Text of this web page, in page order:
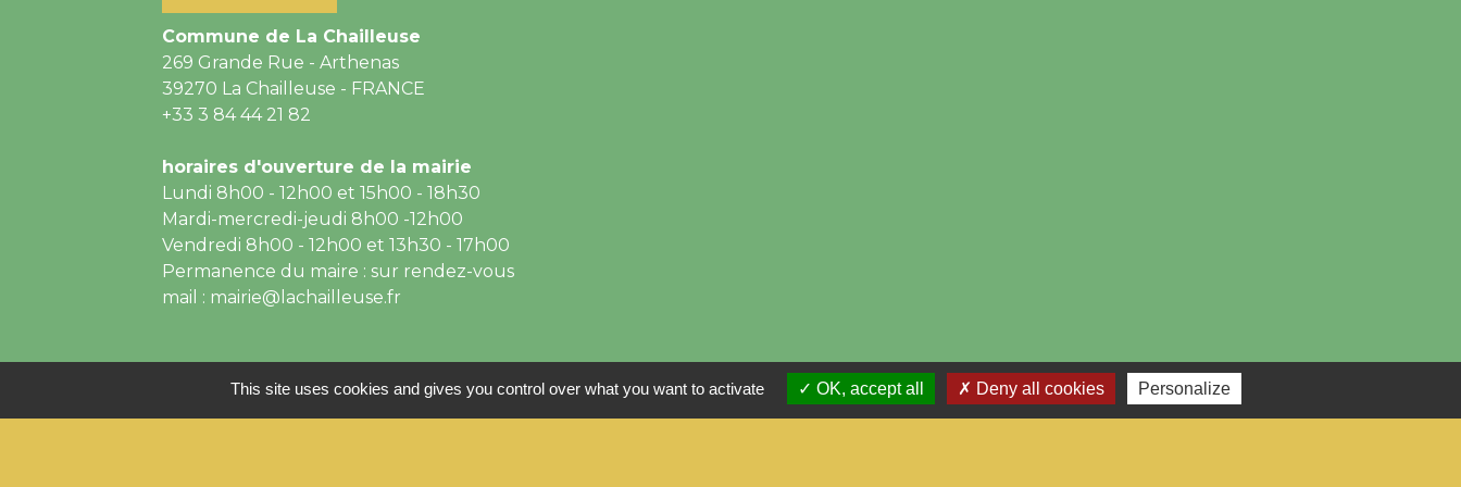
Commune de La Chailleuse
269 Grande Rue - Arthenas
39270 La Chailleuse - FRANCE
+33 3 84 44 21 82
horaires d'ouverture de la mairie
Lundi 8h00 - 12h00 et 15h00 - 18h30
Mardi-mercredi-jeudi 8h00 -12h00
Vendredi 8h00 - 12h00 et 13h30 - 17h00
Permanence du maire : sur rendez-vous
mail : mairie@lachailleuse.fr
Accessibilité - Plan du site - Gestion des cookies
This site uses cookies and gives you control over what you want to activate OK, accept all Deny all cookies Personalize